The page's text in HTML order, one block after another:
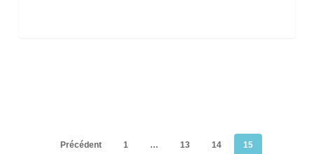
Précédent 1 … 13 14 15